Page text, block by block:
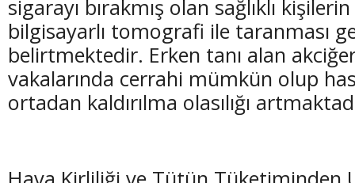
sigarayı bırakmış olan sağlıklı
bilgisayarlı tomografi ile taranması
belirtmektedir. Erken tanı alan
vakalarında cerrahi mümkün olup
ortadan kaldırılma olasılığı